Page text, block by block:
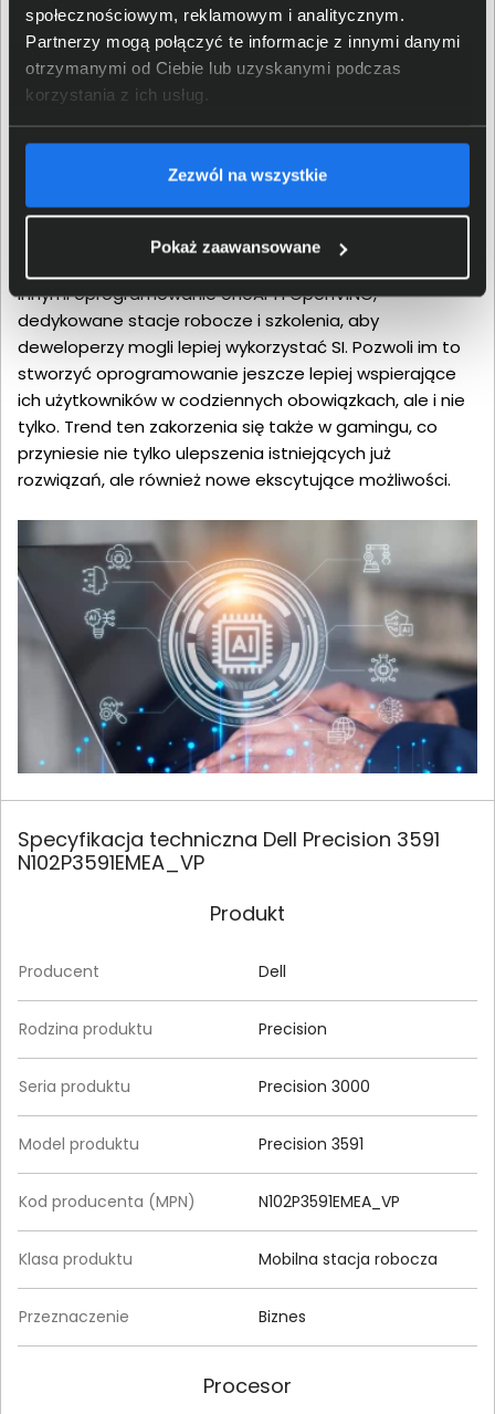
społecznościowym, reklamowym i analitycznym.
Partnerzy mogą połączyć te informacje z innymi danymi
otrzymanymi od Ciebie lub uzyskanymi podczas
korzystania z ich usług.
Zezwól na wszystkie
Pokaż zaawansowane
Potencjał do rozwoju każdej
dziedziny życia
Z pomocą sztucznej inteligencji użytkownicy mogą stać
Przeniesienie dotychczasowych trendów, znanych z
chmur obliczeniowych, na komputery PC, zwiększy
prywatność poprzez zmniejszenie zależności od
innymi oprogramowanie oneAPI i OpenVINO,
dedykowane stacje robocze i szkolenia, aby
deweloperzy mogli lepiej wykorzystać SI. Pozwoli im to
stworzyć oprogramowanie jeszcze lepiej wspierające
ich użytkowników w codziennych obowiązkach, ale i nie
tylko. Trend ten zakorzenia się także w gamingu, co
przyniesie nie tylko ulepszenia istniejących już
rozwiązań, ale również nowe ekscytujące możliwości.
Specyfikacja techniczna Dell Precision 3591
N102P3591EMEA_VP
Produkt
Producent Dell
Rodzina produktu Precision
Seria produktu Precision 3000
Model produktu Precision 3591
Kod producenta (MPN) N102P3591EMEA_VP
Klasa produktu Mobilna stacja robocza
Przeznaczenie Biznes
Procesor